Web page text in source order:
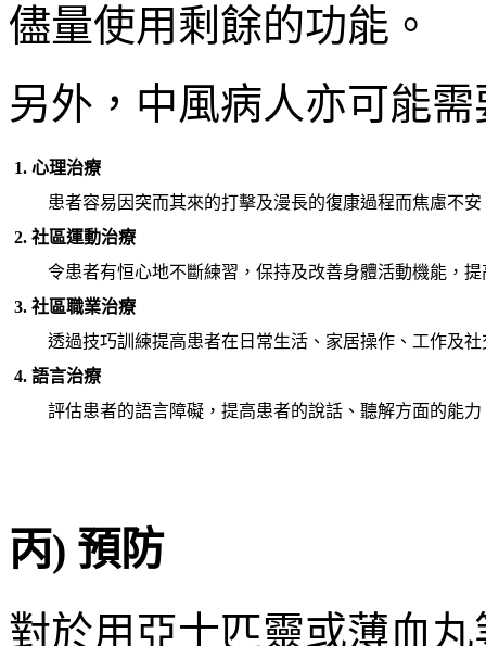
儘量使用剩餘的功能。
另外，中風病人亦可能
1. 心理治療
患者容易因突而其來的打擊及漫長的復康過程而焦慮不
2. 社區運動治療
令患者有恒心地不斷練習，保持及改善身體活動機能，
3. 社區職業治療
透過技巧訓練提高患者在日常生活、家居操作、工作及社
4. 語言治療
評估患者的語言障礙，提高患者的說話、聽解方面的能力
丙) 預防
對於用亞士匹靈或薄血